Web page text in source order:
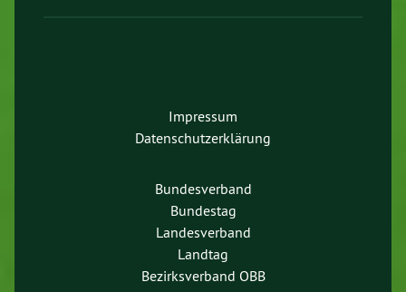
Impressum
Datenschutzerklärung
Bundesverband
Bundestag
Landesverband
Landtag
Bezirksverband OBB